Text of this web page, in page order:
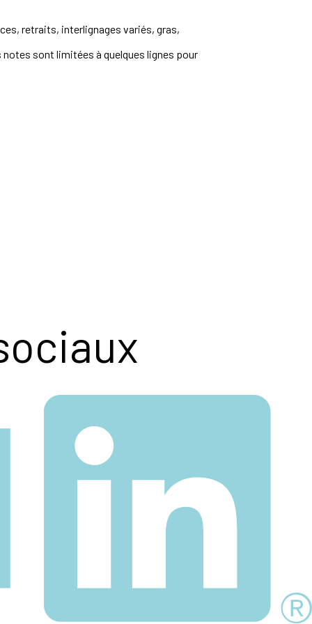
retraits, interlignages variés, gras,
sont limitées à quelques lignes pour